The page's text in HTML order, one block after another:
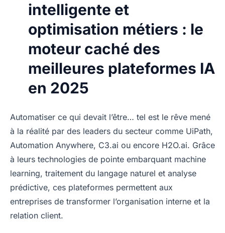
intelligente et
optimisation métiers : le
moteur caché des
meilleures plateformes IA
en 2025
Automatiser ce qui devait l’être… tel est le rêve mené
à la réalité par des leaders du secteur comme UiPath,
Automation Anywhere, C3.ai ou encore H2O.ai. Grâce
à leurs technologies de pointe embarquant machine
learning, traitement du langage naturel et analyse
prédictive, ces plateformes permettent aux
entreprises de transformer l’organisation interne et la
relation client.